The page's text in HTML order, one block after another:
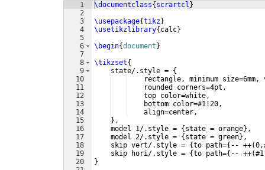
1
2
3
4
5
6
7
8
9
10
11
12
13
14
15
16
17
18
19
20
\documentclass{ scrartcl }
\usepackage{tikz}
\usetikzlibrary{ calc}
\begin{document }
\tikzset{
    state/.style =
{
rectangle, minimum size=6mm,
    rounded corners=4pt,
    top color=white,
    bottom color=#1!20,
    align=center,
} ,
    model 1/.style =
{ state = orange} ,
    model 2/.style =
{ state = green} ,
    skip vert/.style =
{to path={ -- ++(
    skip hori/.style =
{to path={ -- ++(
}